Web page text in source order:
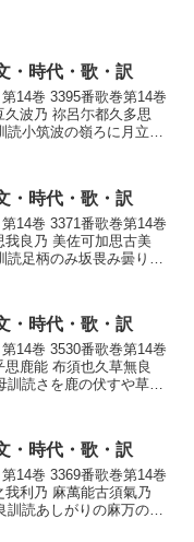
・時代・歌・訳
14巻 3395番歌巻第14巻
波乃 祢呂尓都久多思
読小筑波の嶺ろに月立し
・時代・歌・訳
14巻 3371番歌巻第14巻
我良乃 美佐可加思古美
足柄のみ坂畏み曇り夜
・時代・歌・訳
14巻 3530番歌巻第14巻
鹿能 布須也久草無良
読さを鹿の伏すや草む
・時代・歌・訳
14巻 3369番歌巻第14巻
利乃 麻萬能古須氣乃
訓読あしがりの麻万の小